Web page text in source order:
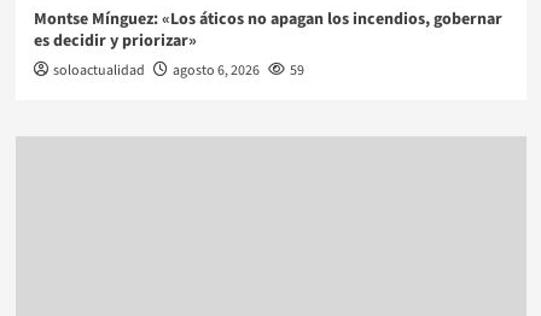
Montse Mínguez: «Los áticos no apagan los incendios, gobernar
es decidir y priorizar»
soloactualidad agosto 6, 2026 59